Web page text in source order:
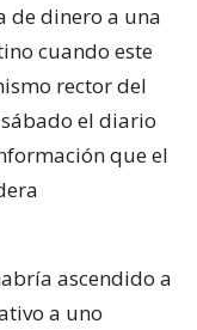
de dinero a una
cuando este
rector del
el diario
que el
ascendido a
a uno